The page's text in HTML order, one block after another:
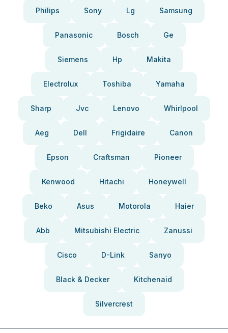
Philips Sony Lg Samsung
Panasonic Bosch Ge
Siemens Hp Makita
Electrolux Toshiba Yamaha
Sharp Jvc Lenovo Whirlpool
Aeg Dell Frigidaire Canon
Epson Craftsman Pioneer
Kenwood Hitachi Honeywell
Beko Asus Motorola Haier
Abb Mitsubishi Electric Zanussi
Cisco D-Link Sanyo
Black & Decker Kitchenaid
Silvercrest